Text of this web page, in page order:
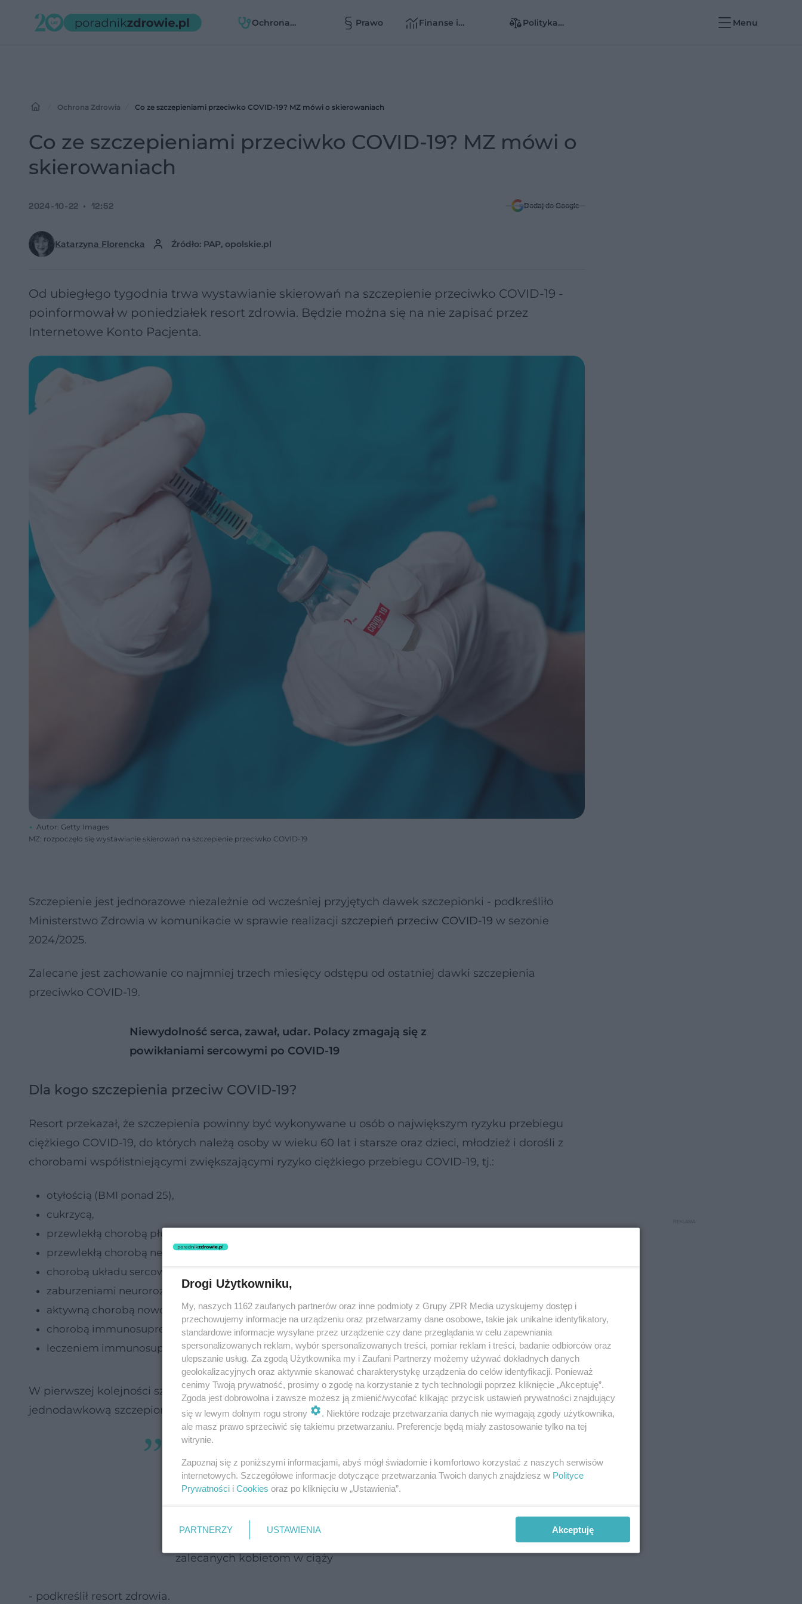
Ochrona
Prawo
Finanse i
Polityka
Menu
Ochrona Zdrowia Co ze szczepieniami przeciwko COVID-19? MZ mówi o skierowaniach
Co ze szczepieniami przeciwko COVID-19? MZ mówi o
skierowaniach
Katarzyna Florencka Źródło: PAP, opolskie.pl
2024-10-22 12:52 Dodaj do Google
Od ubiegłego tygodnia trwa wystawianie skierowań na szczepienie przeciwko COVID-19 -
poinformował w poniedziałek resort zdrowia. Będzie można się na nie zapisać przez
Internetowe Konto Pacjenta.
Autor: Getty Images
MZ: rozpoczęło się wystawianie skierowań na szczepienie przeciwko COVID-19
Szczepienie jest jednorazowe niezależnie od wcześniej przyjętych dawek szczepionki - podkreśliło
Ministerstwo Zdrowia w komunikacie w sprawie realizacji szczepień przeciw COVID-19 w sezonie
2024/2025.
Zalecane jest zachowanie co najmniej trzech miesięcy odstępu od ostatniej dawki szczepienia
przeciwko COVID-19.
Niewydolność serca, zawał, udar. Polacy zmagają się z
powikłaniami sercowymi po COVID-19
Dla kogo szczepienia przeciw COVID-19?
Resort przekazał, że szczepienia powinny być wykonywane u osób o największym ryzyku przebiegu
ciężkiego COVID-19, do których należą osoby w wieku 60 lat i starsze oraz dzieci, młodzież i dorośli z
chorobami współistniejącymi zwiększającymi ryzyko ciężkiego przebiegu COVID-19, tj.:
otyłością (BMI ponad 25),
cukrzycą,
przewlekłą chorobą płuc,
przewlekłą chorobą nerek,
chorobą układu sercowo-naczyniowego,
zaburzeniami neurorozwojowymi,
aktywną chorobą nowotworową,
chorobą immunosupresyjną
leczeniem immunosupresyjnym.
W pierwszej kolejności szczepienia będą realizowane u osób w wieku powyżej 12 lat. Otrzymają one
jednodawkową szczepionkę Spikevax JN.1 0,5 ml.
Podanie sezonowe szczepionki przeciw COVID-19 wraz
ze szczepionką przeciw grypie jest postępowaniem
powszechnie zalecanym i bezpiecznym. Szczepionkę
przed podaniem lub po podaniu innych szczepionek, w
tym „żywych”, inaktywowanych, a także szczepionek
zalecanych kobietom w ciąży
- podkreślił resort zdrowia.
Drogi Użytkowniku,
My, naszych 1162 zaufanych partnerów oraz inne podmioty z Grupy ZPR Media uzyskujemy dostęp i
przechowujemy informacje na urządzeniu oraz przetwarzamy dane osobowe, takie jak unikalne identyfikatory,
standardowe informacje wysyłane przez urządzenie czy dane przeglądania w celu zapewniania
spersonalizowanych reklam, wybór spersonalizowanych treści, pomiar reklam i treści, badanie odbiorców oraz
ulepszanie usług. Za zgodą Użytkownika my i Zaufani Partnerzy możemy używać dokładnych danych
geolokalizacyjnych oraz aktywnie skanować charakterystykę urządzenia do celów identyfikacji. Ponieważ
cenimy Twoją prywatność, prosimy o zgodę na korzystanie z tych technologii poprzez kliknięcie „Akceptuję”.
Zgoda jest dobrowolna i zawsze możesz ją zmienić/wycofać klikając przycisk ustawień prywatności znajdujący
się w lewym dolnym rogu strony
. Niektóre rodzaje przetwarzania danych nie wymagają zgody użytkownika,
ale masz prawo sprzeciwić się takiemu przetwarzaniu. Preferencje będą miały zastosowanie tylko na tej
witrynie.
Zapoznaj się z poniższymi informacjami, abyś mógł świadomie i komfortowo korzystać z naszych serwisów
internetowych. Szczegółowe informacje dotyczące przetwarzania Twoich danych znajdziesz w Polityce
Prywatności i Cookies oraz po kliknięciu w „Ustawienia”.
PARTNERZY USTAWIENIA Akceptuję